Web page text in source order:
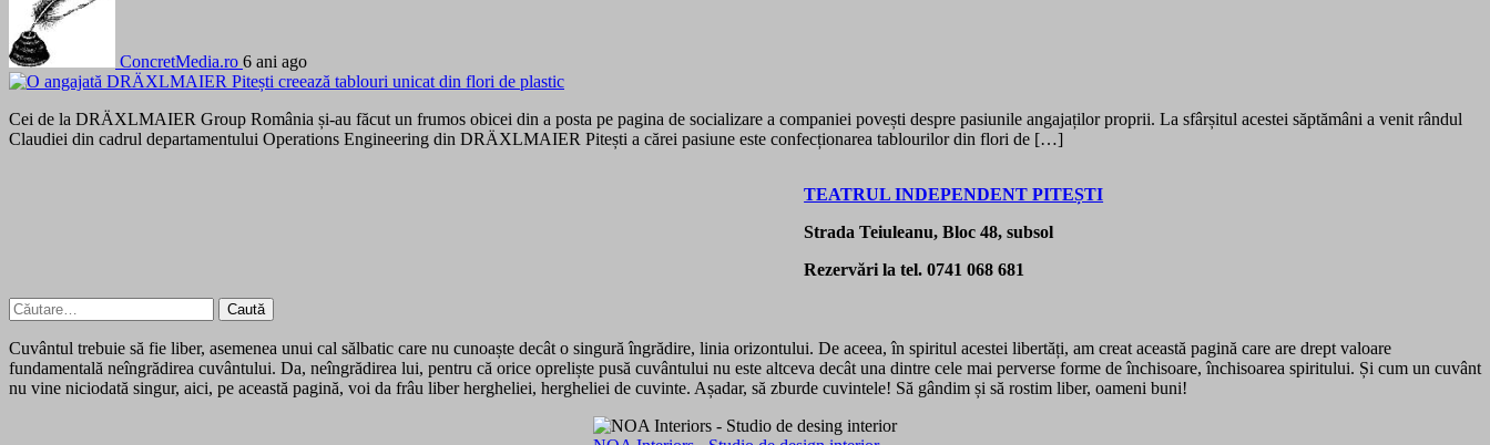
ConcretMedia.ro 6 ani ago
Cei de la DRÄXLMAIER Group România și-au făcut un frumos obicei din a posta pe pagina de socializare a companiei povești despre pasiunile angajaților proprii. La sfârșitul acestei săptămâni a venit rândul
Claudiei din cadrul departamentului Operations Engineering din DRÄXLMAIER Pitești a cărei pasiune este confecționarea tablourilor din flori de […]
TEATRUL INDEPENDENT PITEȘTI
Strada Teiuleanu, Bloc 48, subsol
Rezervări la tel. 0741 068 681
Caută
după:
Cuvântul trebuie să fie liber, asemenea unui cal sălbatic care nu cunoaște decât o singură îngrădire, linia orizontului. De aceea, în spiritul acestei libertăți, am creat această pagină care are drept valoare
fundamentală neîngrădirea cuvântului. Da, neîngrădirea lui, pentru că orice opreliște pusă cuvântului nu este altceva decât una dintre cele mai perverse forme de închisoare, închisoarea spiritului. Și cum un cuvânt
nu vine niciodată singur, aici, pe această pagină, voi da frâu liber hergheliei, hergheliei de cuvinte. Așadar, să zburde cuvintele! Să gândim și să rostim liber, oameni buni!